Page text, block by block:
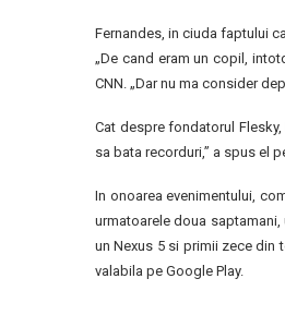
Fernandes, in ciuda faptului
„De cand eram un copil,
CNN. „Dar nu ma consider
Cat despre fondatorul
sa bata recorduri,” a spus el
In onoarea evenimentului,
urmatoarele doua
un Nexus 5 si primii zece din
valabila pe Google Play.